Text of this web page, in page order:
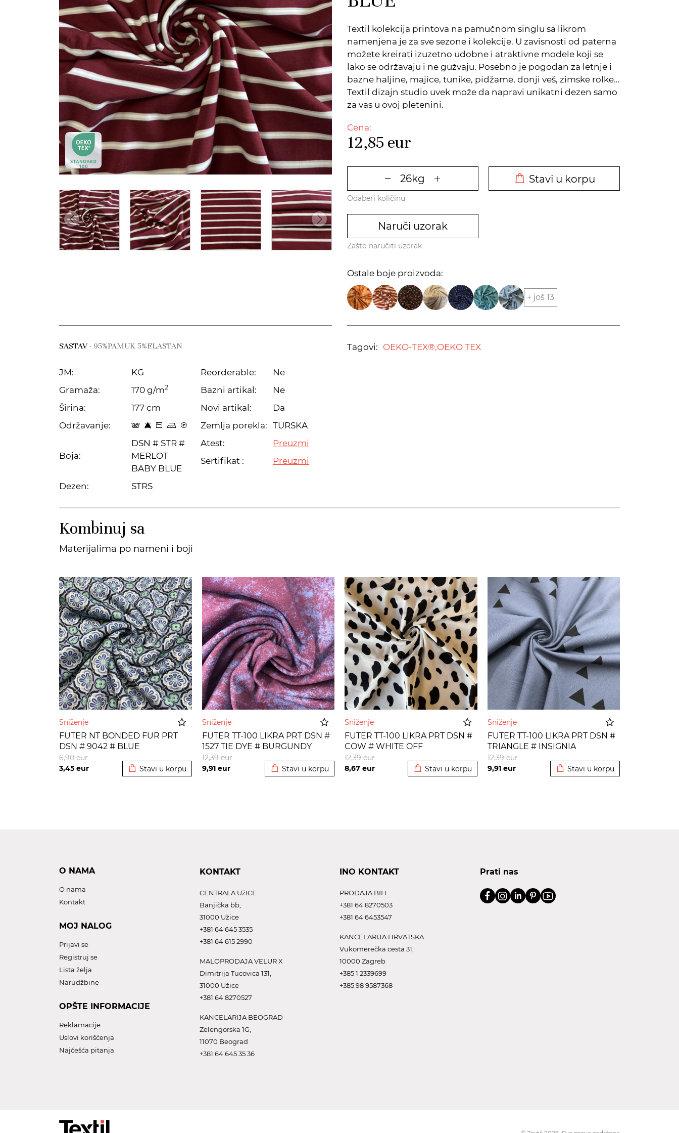
Textil kolekcija printova na pamučnom singlu sa likrom
namenjena je za sve sezone i kolekcije. U zavisnosti od paterna
možete kreirati izuzetno udobne i atraktivne modele koji se
lako se održavaju i ne gužvaju. Posebno je pogodan za letnje i
bazne haljine, majice, tunike, pidžame, donji veš, zimske rolke…
Textil dizajn studio uvek može da napravi unikatni dezen samo
za vas u ovoj pletenini.
Cena:
12,85 eur
Stavi u korpu
Odaberi količinu
Naruči uzorak
Zašto naručiti uzorak
Ostale boje proizvoda:
+ još 13
SASTAV- 95%PAMUK 5%ELASTAN
JM:
KG
Gramaža:
170 g/m2
Širina:
177 cm
Održavanje:
t 8 Z p C
Boja:
DSN # STR #
MERLOT
BABY BLUE
Dezen:
STRS
Reorderable:
Ne
Bazni artikal:
Ne
Novi artikal:
Da
Zemlja porekla: TURSKA
Atest:
Preuzmi
Sertifikat :
Preuzmi
Tagovi: OEKO-TEX®,OEKO TEX
Kombinuj sa
Materijalima po nameni i boji
Sniženje
FUTER NT BONDED FUR PRT
DSN # 9042 # BLUE
3,45 eur
6,90eur
Stavi u korpu
Sniženje
FUTER TT-100 LIKRA PRT DSN #
1527 TIE DYE # BURGUNDY
9,91 eur
12,39eur
Stavi u korpu
Sniženje
FUTER TT-100 LIKRA PRT DSN #
COW # WHITE OFF
8,67 eur
12,39eur
Stavi u korpu
Sniženje
FUTER TT-100 LIKRA PRT DSN #
TRIANGLE # INSIGNIA
9,91 eur
12,39eur
Stavi u korpu
O NAMA
O nama
Kontakt
MOJ NALOG
Prijavi se
Registruj se
Lista želja
Narudžbine
OPŠTE INFORMACIJE
Reklamacije
Uslovi korišćenja
Najčešća pitanja
KONTAKT
CENTRALA UžICE
Banjička bb,
31000 Užice
+381 64 645 3535
+381 64 615 2990
MALOPRODAJA VELUR X
Dimitrija Tucovica 131,
31000 Užice
+381 64 8270527
KANCELARIJA BEOGRAD
Zelengorska 1G,
11070 Beograd
+381 64 645 35 36
INO KONTAKT
PRODAJA BIH
+381 64 8270503
+381 64 6453547
KANCELARIJA HRVATSKA
Vukomerečka cesta 31,
10000 Zagreb
+385 1 2339699
+385 98 9587368
Prati nas